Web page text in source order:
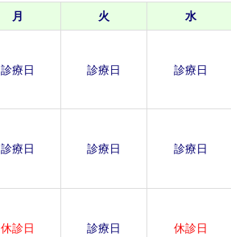
月 火 水
診療日 診療日 診療日
診療日 診療日 診療日
休診日 診療日 休診日